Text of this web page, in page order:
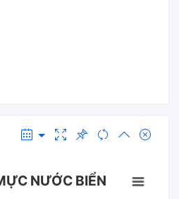
NƯỚC BIỂN